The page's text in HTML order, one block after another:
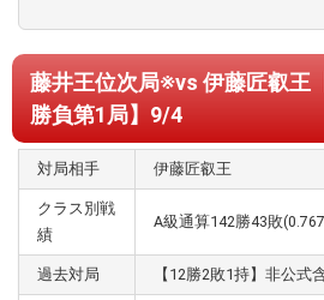
藤井王位次局※vs 伊藤匠叡王
勝負第1局】9/4
対局相手 伊藤匠叡王
クラス別戦
績
A級通算142勝43敗
過去対局 【12勝2敗1持】非公式